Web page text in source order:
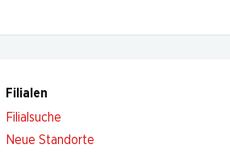
Filialen
Filialsuche
Neue Standorte